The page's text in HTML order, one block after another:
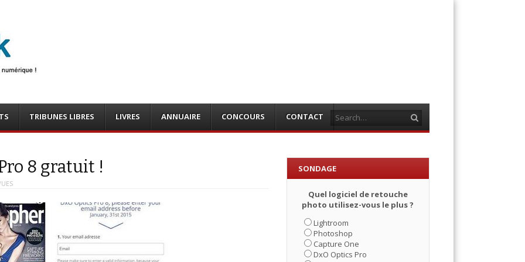
TRIBUNES LIBRES LIVRES ANNUAIRE CONCOURS CONTACT
8 gratuit ! SONDAGE
Quel logiciel de retouche
photo utilisez-vous le plus ?
Lightroom
Photoshop
Capture One
DxO Optics Pro